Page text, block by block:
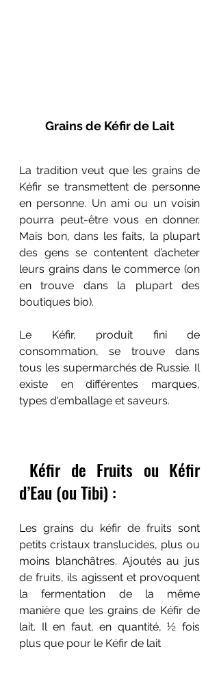
Grains de Kéfir de Lait
La tradition veut que les grains de
Kéfir se transmettent de personne
en personne. Un ami ou un voisin
pourra peut-être vous en donner.
Mais bon, dans les faits, la plupart
des gens se contentent d’acheter
leurs grains dans le commerce (on
en trouve dans la plupart des
boutiques bio).
Le Kéfir, produit fini de
consommation, se trouve dans
tous les supermarchés de Russie. Il
existe en différentes marques,
types d'emballage et saveurs.
d’Eau (ou Tibi) :
Les grains du kéfir de fruits sont
petits cristaux translucides, plus ou
moins blanchâtres. Ajoutés au jus
de fruits, ils agissent et provoquent
la fermentation de la même
manière que les grains de Kéfir de
lait. Il en faut, en quantité, ½ fois
plus que pour le Kéfir de lait